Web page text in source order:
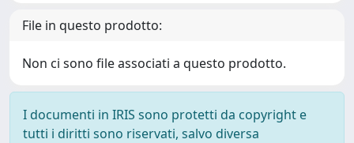
File in questo prodotto:
Non ci sono file associati a questo prodotto.
I documenti in IRIS sono protetti da copyright e
tutti i diritti sono riservati, salvo diversa